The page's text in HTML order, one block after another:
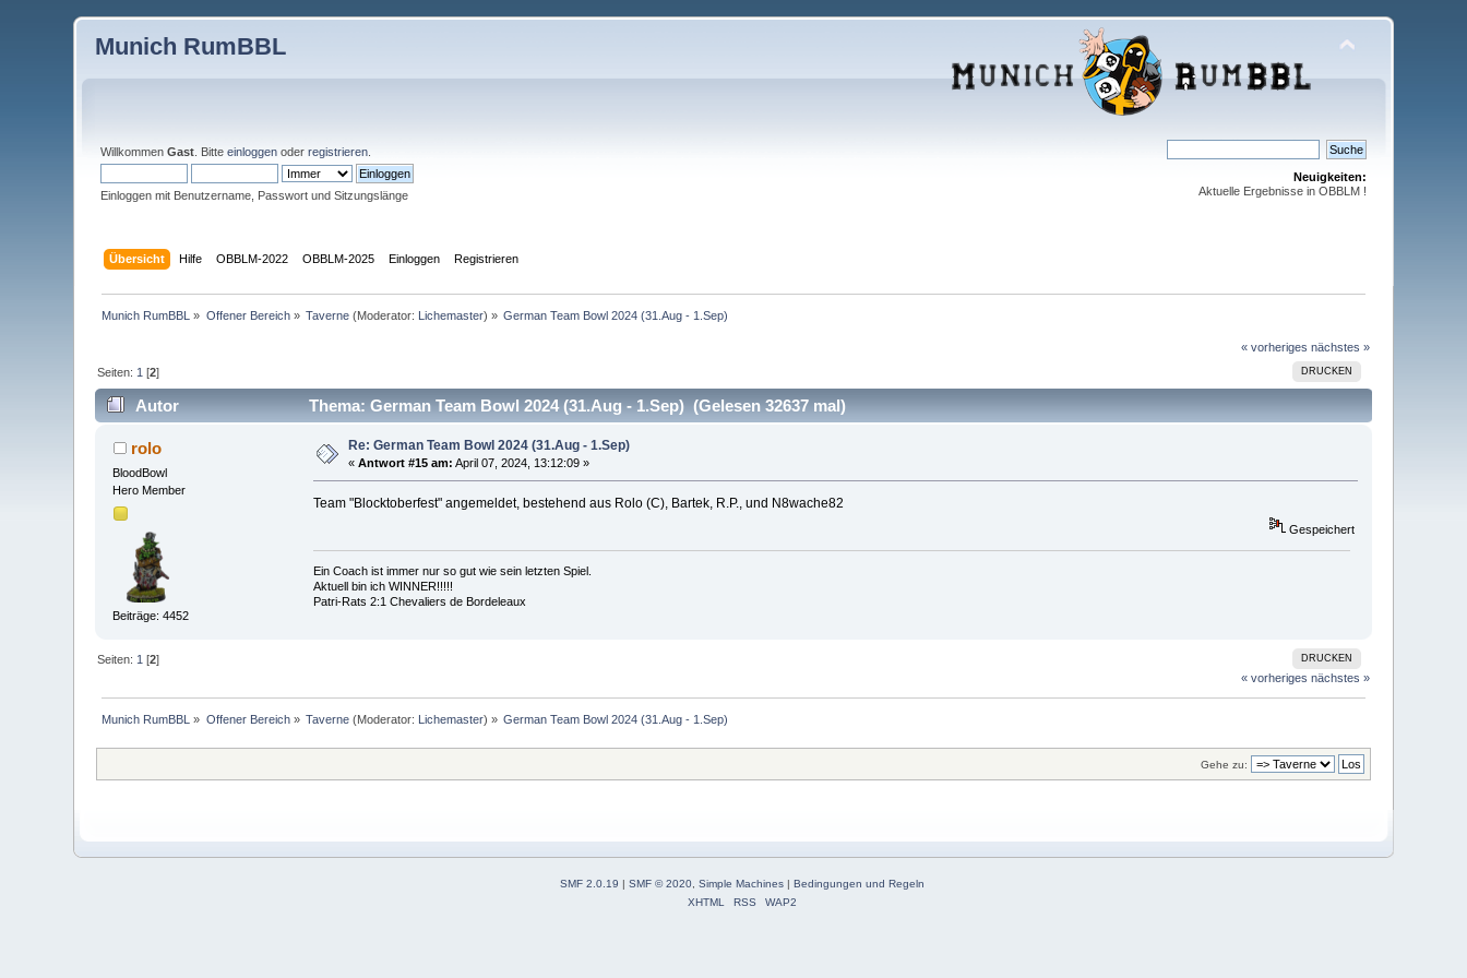
Munich RumBBL
WillkommenGast . Bitteeinloggen oderregistrieren
Einloggen mit Benutzername, Passwort und Sitzungslänge
Neuigkeiten:
Aktuelle Ergebnisse in OBBLM !
Übersicht Hilfe OBBLM-2022 OBBLM-2025 Einloggen Registrieren
Munich RumBBL » Offener Bereich» Taverne (Moderator: Lichemaster) » German Team Bowl 2024 (31.Aug - 1.Sep)
« vorheriges nächstes »
DRUCKEN
Seiten: 1 [2]
Autor Thema: German Team Bowl 2024 (31.Aug - 1.Sep) (Gelesen 32637 mal)
rolo
BloodBowl
Hero Member
Beiträge: 4452
Re: German Team Bowl 2024 (31.Aug - 1.Sep)
«Antwort #15 am: April 07, 2024, 13:12:09 »
Team "Blocktoberfest" angemeldet, bestehend aus Rolo (C), Bartek, R.P., und N8wache82
Gespeichert
Ein Coach ist immer nur so gut wie sein letzten Spiel.
Aktuell bin ich WINNER!!!!!
Patri-Rats 2:1 Chevaliers de Bordeleaux
DRUCKEN
Seiten: 1 [2]
« vorheriges nächstes »
Munich RumBBL » Offener Bereich» Taverne (Moderator: Lichemaster) » German Team Bowl 2024 (31.Aug - 1.Sep)
Gehe zu:
SMF 2.0.19 | SMF © 2020, Simple Machines| Bedingungen und Regeln
XHTML
RSS WAP2